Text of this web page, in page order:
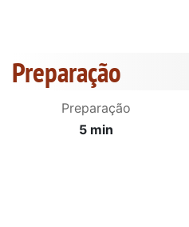
Preparação
Preparação
5 min